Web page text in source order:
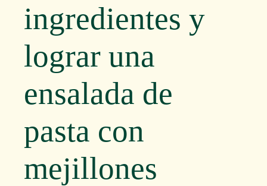
ingredientes y
lograr una
ensalada de
pasta con
mejillones